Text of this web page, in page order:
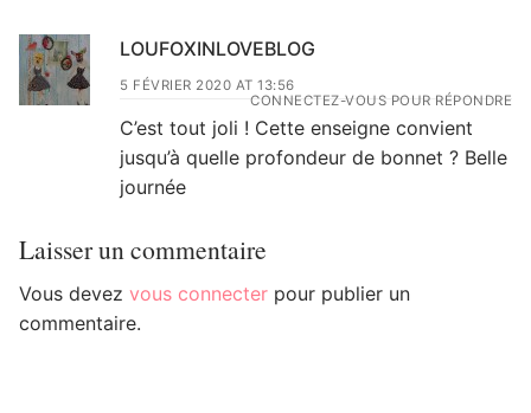
LOUFOXINLOVEBLOG
5 FÉVRIER 2020 AT 13:56
CONNECTEZ-VOUS POUR RÉPONDRE
C’est tout joli ! Cette enseigne convient
jusqu’à quelle profondeur de bonnet ? Belle
journée
Laisser un commentaire
Vous devez vous connecter pour publier un
commentaire.